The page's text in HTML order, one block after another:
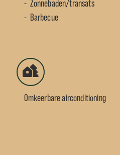
Zonnebaden/transats
Barbecue
Omkeerbare airconditioning